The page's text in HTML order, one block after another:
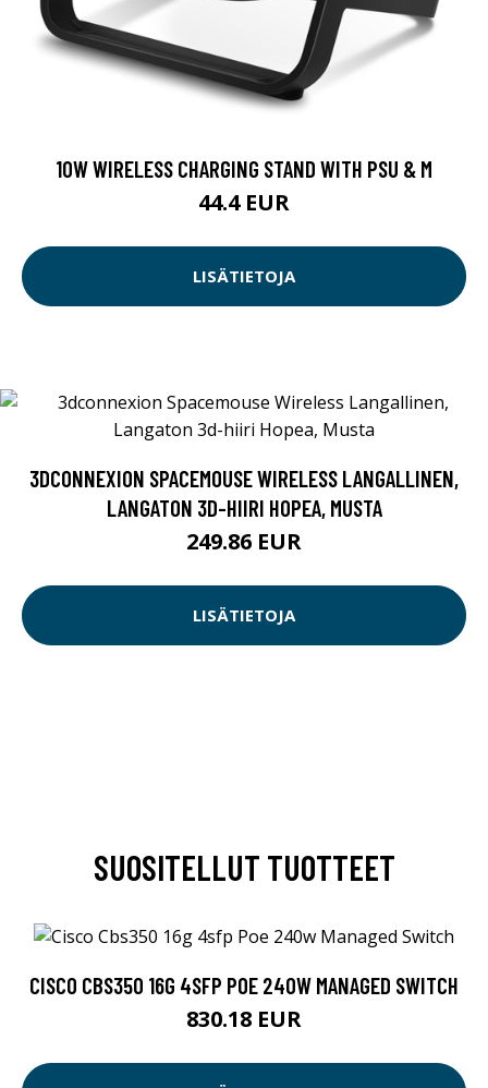
10W WIRELESS CHARGING STAND WITH PSU & M
44.4 EUR
LISÄTIETOJA
3DCONNEXION SPACEMOUSE WIRELESS LANGALLINEN,
LANGATON 3D-HIIRI HOPEA, MUSTA
249.86 EUR
LISÄTIETOJA
SUOSITELLUT TUOTTEET
CISCO CBS350 16G 4SFP POE 240W MANAGED SWITCH
830.18 EUR